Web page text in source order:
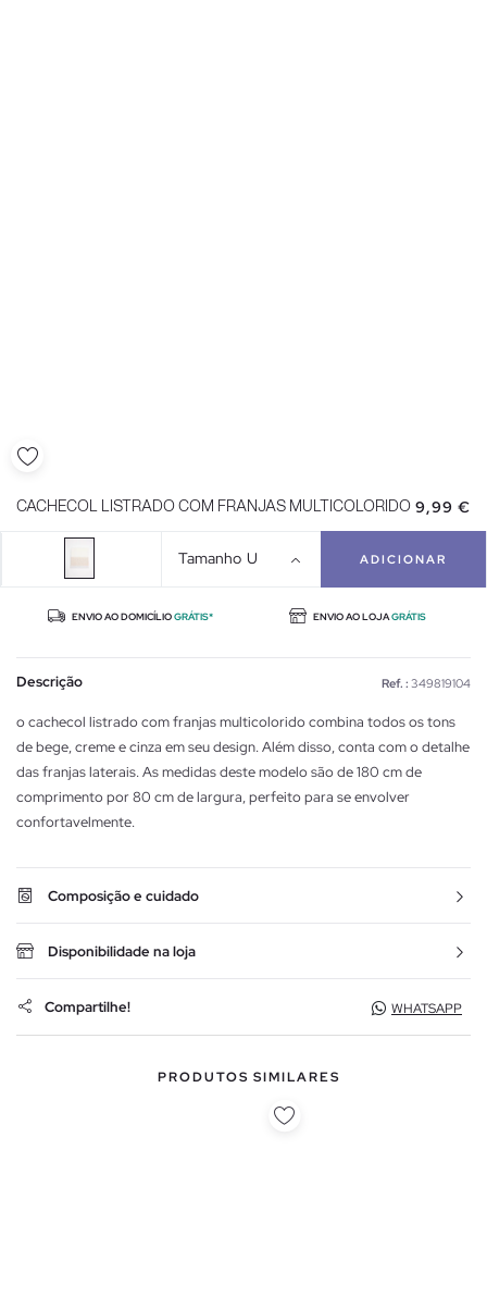
CACHECOL LISTRADO COM FRANJAS MULTICOLORIDO 9,99 €
Tamanho U ADICIONAR
ENVIO AO DOMICÍLIOGRÁTIS* ENVIO AO LOJAGRÁTIS
Descrição Ref. : 349819104
o cachecol listrado com franjas multicolorido combina todos os tons
de bege, creme e cinza em seu design. Além disso, conta com o detalhe
das franjas laterais. As medidas deste modelo são de 180 cm de
comprimento por 80 cm de largura, perfeito para se envolver
confortavelmente.
Composição e cuidado
Disponibilidade na loja
Compartilhe! WHATSAPP
PRODUTOS SIMILARES